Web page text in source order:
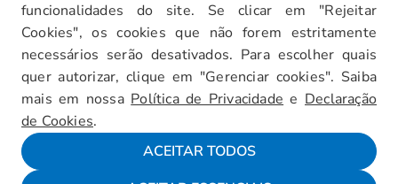
funcionalidades do site. Se clicar em "Rejeitar
Cookies", os cookies que não forem estritamente
necessários serão desativados. Para escolher quais
quer autorizar, clique em "Gerenciar cookies". Saiba
mais em nossa Política de Privacidade e Declaração
de Cookies.
ACEITAR TODOS
Política de Privacidade
Documentos Institucionais
Faça um Tour Virtual
Blog
Mapa do Site